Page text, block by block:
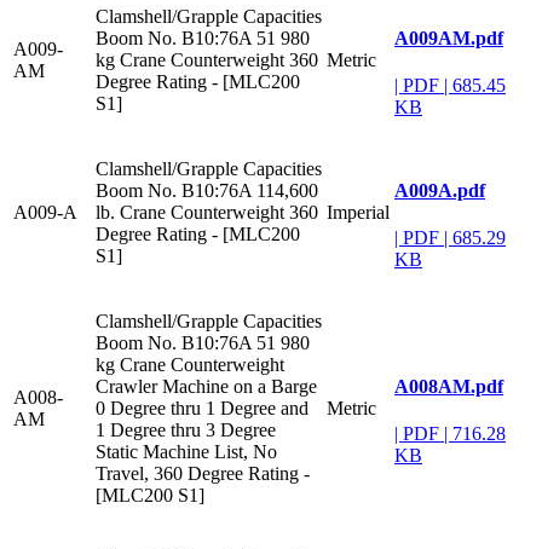
A009-
AM
Clamshell/Grapple Capacities
Boom No. B10:76A 51 980
kg Crane Counterweight 360
Degree Rating - [MLC200
S1]
Metric
A009AM.pdf
| PDF | 685.45
KB
A009-A
Clamshell/Grapple Capacities
Boom No. B10:76A 114,600
lb. Crane Counterweight 360
Degree Rating - [MLC200
S1]
Imperial
A009A.pdf
| PDF | 685.29
KB
A008-
AM
Clamshell/Grapple Capacities
Boom No. B10:76A 51 980
kg Crane Counterweight
Crawler Machine on a Barge
0 Degree thru 1 Degree and
1 Degree thru 3 Degree
Static Machine List, No
Travel, 360 Degree Rating -
[MLC200 S1]
Metric
A008AM.pdf
| PDF | 716.28
KB